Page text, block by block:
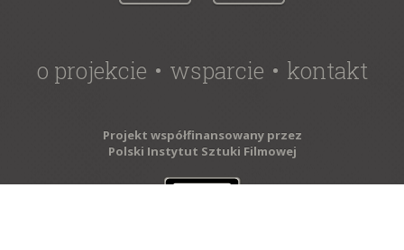
o projekcie wsparcie kontakt
Projekt współfinansowany przez